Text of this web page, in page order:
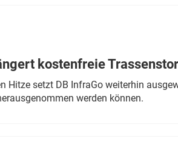
kostenfreie
Hitze setzt DB InfraGo weiterhin
werden können.